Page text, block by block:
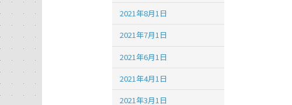
2021年8月1日
2021年7月1日
2021年6月1日
2021年4月1日
2021年3月1日